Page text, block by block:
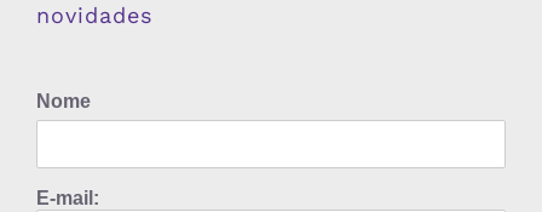
novidades
Nome
E-mail: